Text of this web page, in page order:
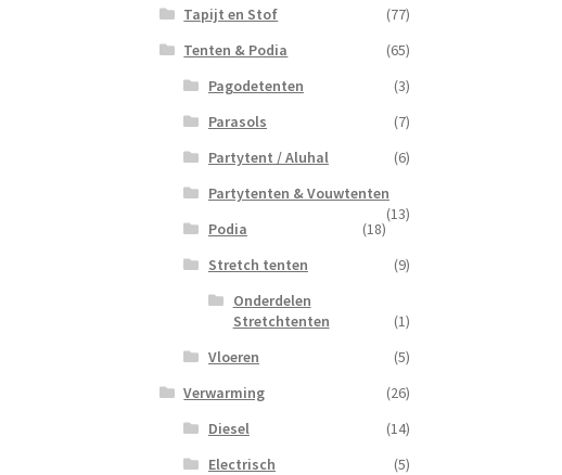
Tapijt en Stof
(77)
Tenten & Podia
(65)
Pagodetenten
(3)
Parasols
(7)
Partytent / Aluhal
(6)
Partytenten & Vouwtenten
(13)
Podia
(18)
Stretch tenten
(9)
Onderdelen
Stretchtenten
(1)
Vloeren
(5)
Verwarming
(26)
Diesel
(14)
Electrisch
(5)